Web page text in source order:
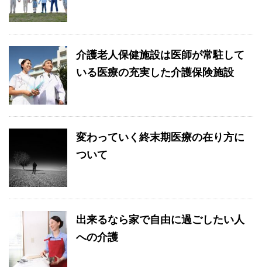
介護老人保健施設は医師が常駐して
いる医療の充実した介護保険施設
変わっていく終末期医療の在り方に
ついて
出来るなら家で自由に過ごしたい人
への介護